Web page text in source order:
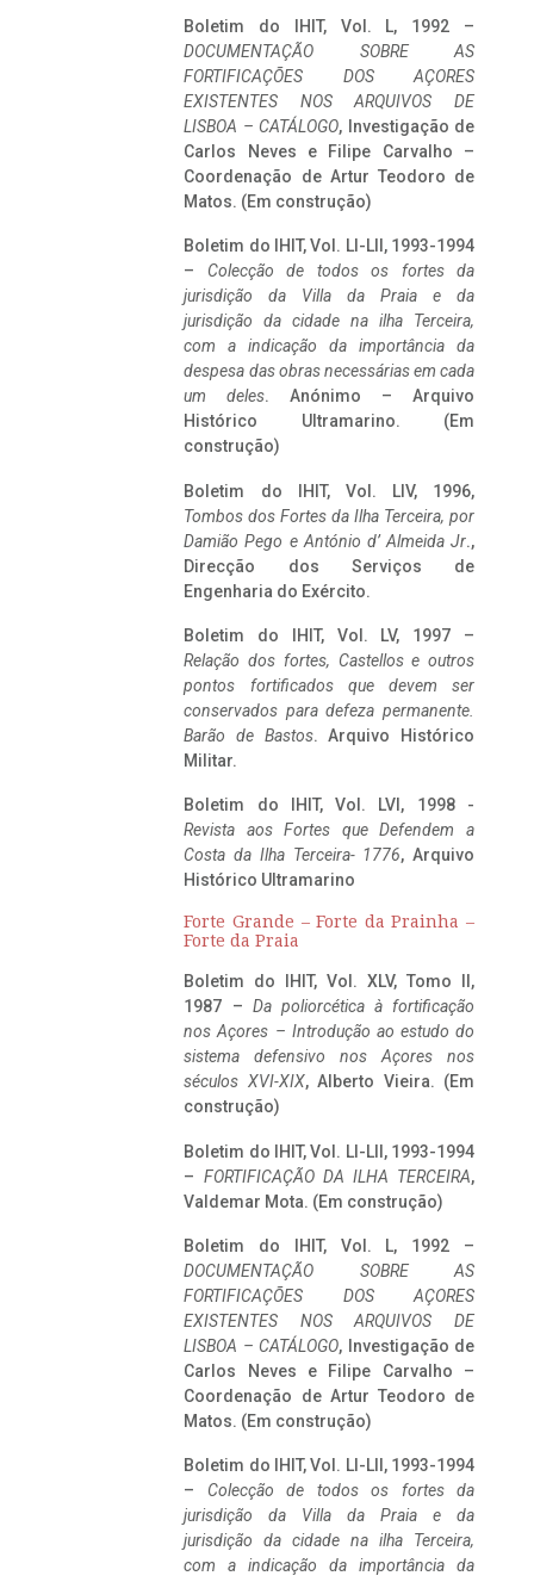
Boletim do IHIT, Vol. L, 1992 –
DOCUMENTAÇÃO SOBRE AS
FORTIFICAÇÕES DOS AÇORES
EXISTENTES NOS ARQUIVOS DE
LISBOA – CATÁLOGO, Investigação de
Carlos Neves e Filipe Carvalho –
Coordenação de Artur Teodoro de
Matos. (Em construção)
Boletim do IHIT, Vol. LI-LII, 1993-1994
– Colecção de todos os fortes da
jurisdição da Villa da Praia e da
jurisdição da cidade na ilha Terceira,
com a indicação da importância da
despesa das obras necessárias em cada
um deles. Anónimo – Arquivo
Histórico Ultramarino. (Em
construção)
Boletim do IHIT, Vol. LIV, 1996,
Tombos dos Fortes da Ilha Terceira, por
Damião Pego e António d’ Almeida Jr.,
Direcção dos Serviços de
Engenharia do Exército.
Boletim do IHIT, Vol. LV, 1997 –
Relação dos fortes, Castellos e outros
pontos fortificados que devem ser
conservados para defeza permanente.
Barão de Bastos. Arquivo Histórico
Militar.
Boletim do IHIT, Vol. LVI, 1998 -
Revista aos Fortes que Defendem a
Costa da Ilha Terceira- 1776, Arquivo
Histórico Ultramarino
Forte Grande – Forte da Prainha –
Forte da Praia
Boletim do IHIT, Vol. XLV, Tomo II,
1987 – Da poliorcética à fortificação
nos Açores – Introdução ao estudo do
sistema defensivo nos Açores nos
séculos XVI-XIX, Alberto Vieira. (Em
construção)
Boletim do IHIT, Vol. LI-LII, 1993-1994
– FORTIFICAÇÃO DA ILHA TERCEIRA,
Valdemar Mota. (Em construção)
Boletim do IHIT, Vol. L, 1992 –
DOCUMENTAÇÃO SOBRE AS
FORTIFICAÇÕES DOS AÇORES
EXISTENTES NOS ARQUIVOS DE
LISBOA – CATÁLOGO, Investigação de
Carlos Neves e Filipe Carvalho –
Coordenação de Artur Teodoro de
Matos. (Em construção)
Boletim do IHIT, Vol. LI-LII, 1993-1994
– Colecção de todos os fortes da
jurisdição da Villa da Praia e da
jurisdição da cidade na ilha Terceira,
com a indicação da importância da